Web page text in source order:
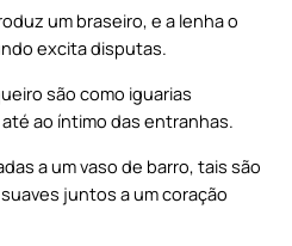
um braseiro, e a lenha o
excita disputas.
são como iguarias
ao íntimo das entranhas.
a um vaso de barro, tais são
juntos a um coração